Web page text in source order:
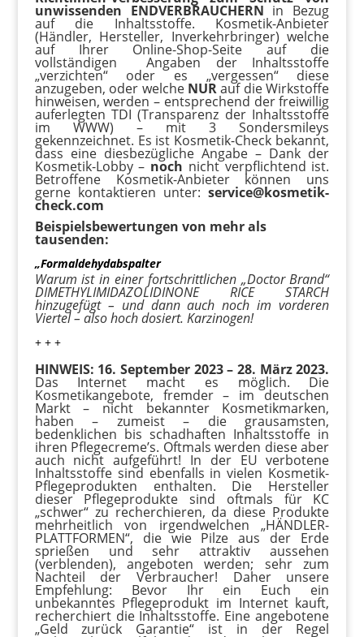
unwissenden ENDVERBRAUCHERN in Bezug
auf die Inhaltsstoffe. Kosmetik-Anbieter
(Händler, Hersteller, Inverkehrbringer) welche
auf Ihrer Online-Shop-Seite auf die
vollständigen Angaben der Inhaltsstoffe
„verzichten“ oder es „vergessen“ diese
anzugeben, oder welche NURauf die Wirkstoffe
hinweisen, werden – entsprechend der freiwillig
auferlegten TDI (Transparenz der Inhaltsstoffe
im WWW) – mit 3 Sondersmileys
gekennzeichnet. Es ist Kosmetik-Check bekannt,
dass eine diesbezügliche Angabe – Dank der
Kosmetik-Lobby – noch nicht verpflichtend ist.
Betroffene Kosmetik-Anbieter können uns
gerne kontaktieren unter:service@kosmetik-
check.com
Beispielsbewertungen von mehr als
tausenden:
„Formaldehydabspalter
Warum ist in einer fortschrittlichen „Doctor Brand“
DIMETHYLIMIDAZOLIDINONE RICE STARCH
hinzugefügt – und dann auch noch im vorderen
Viertel – also hoch dosiert. Karzinogen!
+ + +
HINWEIS: 16. September 2023 – 28. März 2023.
Das Internet macht es möglich. Die
Kosmetikangebote, fremder – im deutschen
Markt – nicht bekannter Kosmetikmarken,
haben – zumeist – die grausamsten,
bedenklichen bis schadhaften Inhaltsstoffe in
ihren Pflegecreme’s. Oftmals werden diese aber
auch nicht aufgeführt! In der EU verbotene
Inhaltsstoffe sind ebenfalls in vielen Kosmetik-
Pflegeprodukten enthalten. Die Hersteller
dieser Pflegeprodukte sind oftmals für KC
„schwer“ zu recherchieren, da diese Produkte
mehrheitlich von irgendwelchen „HÄNDLER-
PLATTFORMEN“, die wie Pilze aus der Erde
sprießen und sehr attraktiv aussehen
(verblenden), angeboten werden; sehr zum
Nachteil der Verbraucher! Daher unsere
Empfehlung: Bevor Ihr ein Euch ein
unbekanntes Pflegeprodukt im Internet kauft,
recherchiert die Inhaltsstoffe. Eine angebotene
„Geld zurück Garantie“ ist in der Regel